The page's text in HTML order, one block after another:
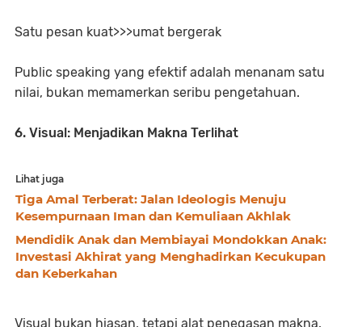
Satu pesan kuat>>>umat bergerak
Public speaking yang efektif adalah menanam satu
nilai, bukan memamerkan seribu pengetahuan.
6. Visual: Menjadikan Makna Terlihat
Lihat juga
Tiga Amal Terberat: Jalan Ideologis Menuju
Kesempurnaan Iman dan Kemuliaan Akhlak
Mendidik Anak dan Membiayai Mondokkan Anak:
Investasi Akhirat yang Menghadirkan Kecukupan
dan Keberkahan
Visual bukan hiasan, tetapi alat penegasan makna.